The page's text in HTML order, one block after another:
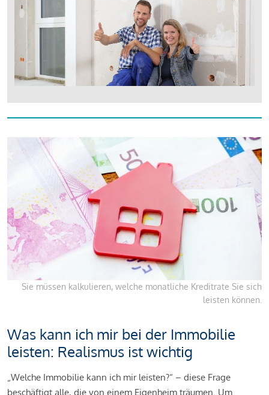
Sie müssen kalkulieren, welche monatliche Kreditrate Sie sich
leisten können.
Was kann ich mir bei der Immobilie
leisten: Realismus ist wichtig
„Welche Immobilie kann ich mir leisten?“ – diese Frage
beschäftigt alle, die von einem Eigenheim träumen. Um